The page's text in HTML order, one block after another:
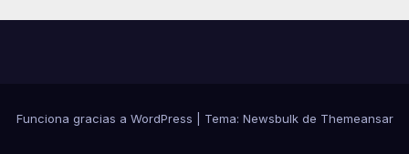
Funciona gracias a WordPress Tema: Newsbulkde Themeansar